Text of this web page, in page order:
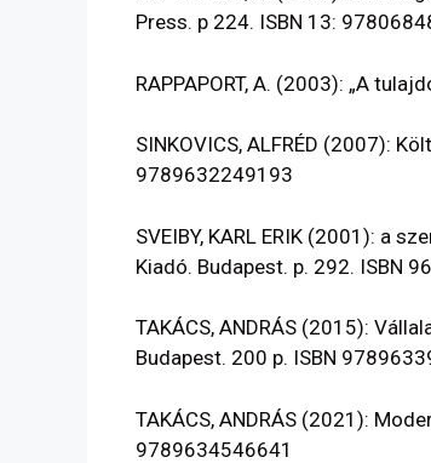
Press. p 224. ISBN 13:
RAPPAPORT, A. (2003): „A
SINKOVICS, ALFRÉD (2007):
9789632249193
SVEIBY, KARL ERIK (2001): a
Kiadó. Budapest. p. 292. ISBN
TAKÁCS, ANDRÁS (2015):
Budapest. 200 p. ISBN
TAKÁCS, ANDRÁS (2021):
9789634546641